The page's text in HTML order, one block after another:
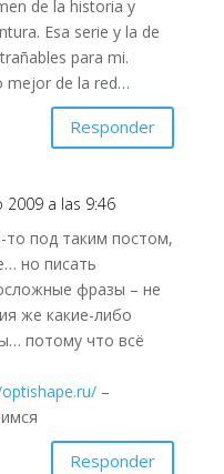
de la historia y
Esa serie y la de
para mi.
mejor de la red…
Responder
2009 a las 9:46
под таким постом,
но писать
фразы – не
же какие-либо
потому что всё
–
Responder